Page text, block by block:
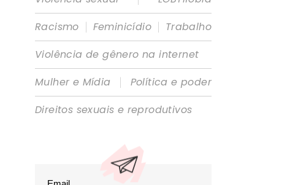
Racismo | Feminicídio | Trabalho
Violência de gênero na internet
Mulher e Mídia
|
Política e poder
Direitos sexuais e reprodutivos